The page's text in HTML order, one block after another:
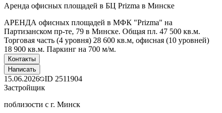
Аренда офисных площадей в БЦ Prizma в Минске
АРЕНДА офисных площадей в МФК "Prizma" на
Партизанском пр-те, 79 в Минске. Общая пл. 47 500 кв.м.
Торговая часть (4 уровня) 28 600 кв.м, офисная (10 уровней)
18 900 кв.м. Паркинг на 700 м/м.
Контакты
Написать
15.06.2026 ID 2511904
Застройщик
поблизости с г. Минск